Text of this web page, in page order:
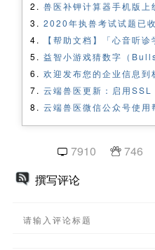
兽医补钾计算器手机版上
2020年执兽考试试题已
【帮助文档】「心音听
益智小游戏猜数字（
欢迎发布您的企业信息到
云端兽医更新：启用
云端兽医微信公众号使用
7910 746
撰写评论